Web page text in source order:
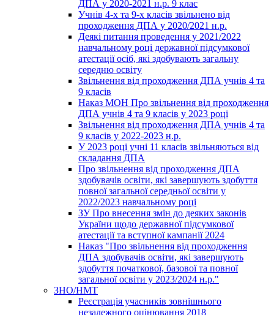
ДПА у 2020-2021 н.р. 9 клас
Учнів 4-х та 9-х класів звільнено від
проходження ДПА у 2020/2021 н.р.
Деякі питання проведення у 2021/2022
навчальному році державної підсумкової
атестації осіб, які здобувають загальну
середню освіту
Звільнення від проходження ДПА учнів 4 та
9 класів
Наказ МОН Про звільнення від проходження
ДПА учнів 4 та 9 класів у 2023 році
Звільнення від проходження ДПА учнів 4 та
9 класів у 2022-2023 н.р.
У 2023 році учні 11 класів звільняються від
складання ДПА
Про звільнення від проходження ДПА
здобувачів освіти, які завершують здобуття
повної загальної середньої освіти у
2022/2023 навчальному році
ЗУ Про внесення змін до деяких законів
України щодо державної підсумкової
атестації та вступної кампанії 2024
Наказ "Про звільнення від проходження
ДПА здобувачів освіти, які завершують
здобуття початкової, базової та повної
загальної освіти у 2023/2024 н.р."
ЗНО/НМТ
Реєстрація учасників зовнішнього
незалежного оцінювання 2018